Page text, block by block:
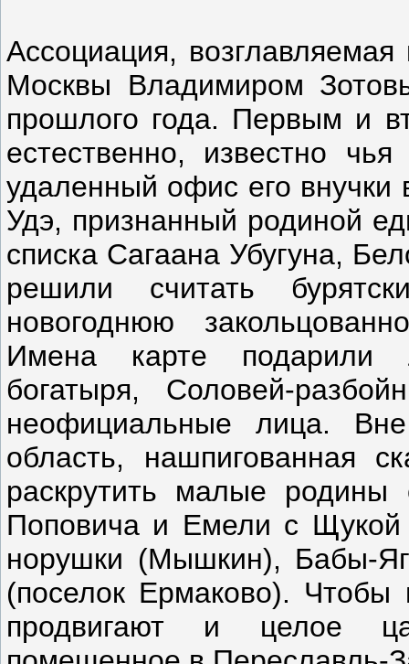
Ассоциация,
Москвы Владимиром
прошлого года. Первым и
естественно, известно
удаленный офис его
Удэ, признанный родиной
списка Сагаана Убугуна,
решили считать
новогоднюю
Имена карте подарили
богатыря, Соловей-
неофициальные лица.
область, нашпигованная
раскрутить малые
Поповича и Емели с
норушки (Мышкин), Бабы-
(поселок Ермаково). Чтобы
продвигают и целое